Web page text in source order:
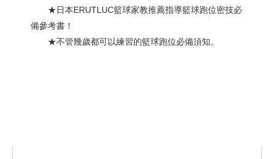
★日本ERUTLUC籃球家教推薦指導籃球跑位密技必
備參考書！
★不管幾歲都可以練習的籃球跑位必備須知。